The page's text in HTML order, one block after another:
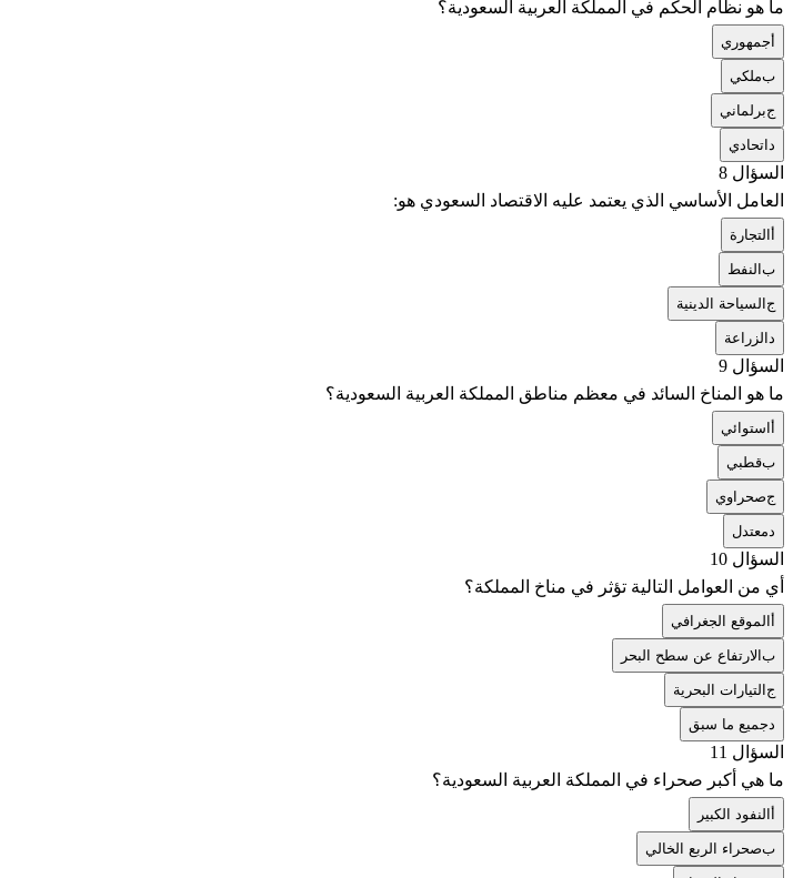
ما هو نظام الحكم في المملكة العربية السعودية؟
أجمهوري
بملكي
جبرلماني
د اتحادي
السؤال 8
العامل الأساسي الذي يعتمد عليه الاقتصاد السعودي هو:
أ التجارة
ب النفط
ج السياحة الدينية
د الزراعة
السؤال 9
ما هو المناخ السائد في معظم مناطق المملكة العربية السعودية؟
أ استوائي
بقطبي
جصحراوي
د معتدل
السؤال 10
أي من العوامل التالية تؤثر في مناخ المملكة؟
أ الموقع الجغرافي
ب الارتفاع عن سطح البحر
ج التيارات البحرية
د جميع ما سبق
السؤال 11
ما هي أكبر صحراء في المملكة العربية السعودية؟
أ النفود الكبير
بصحراء الربع الخالي